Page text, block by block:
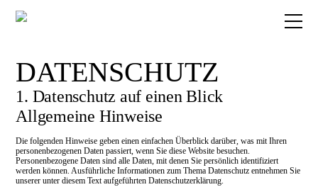
DE
PROJEKTE
TERMINE
DATENSCHUTZ
1. Datenschutz auf einen Blick
Allgemeine Hinweise
Die folgenden Hinweise geben einen einfachen Überblick darüber, was mit Ihren
personenbezogenen Daten passiert, wenn Sie diese Website besuchen.
Personenbezogene Daten sind alle Daten, mit denen Sie persönlich identifiziert
werden können. Ausführliche Informationen zum Thema Datenschutz entnehmen Sie
unserer unter diesem Text aufgeführten Datenschutzerklärung.